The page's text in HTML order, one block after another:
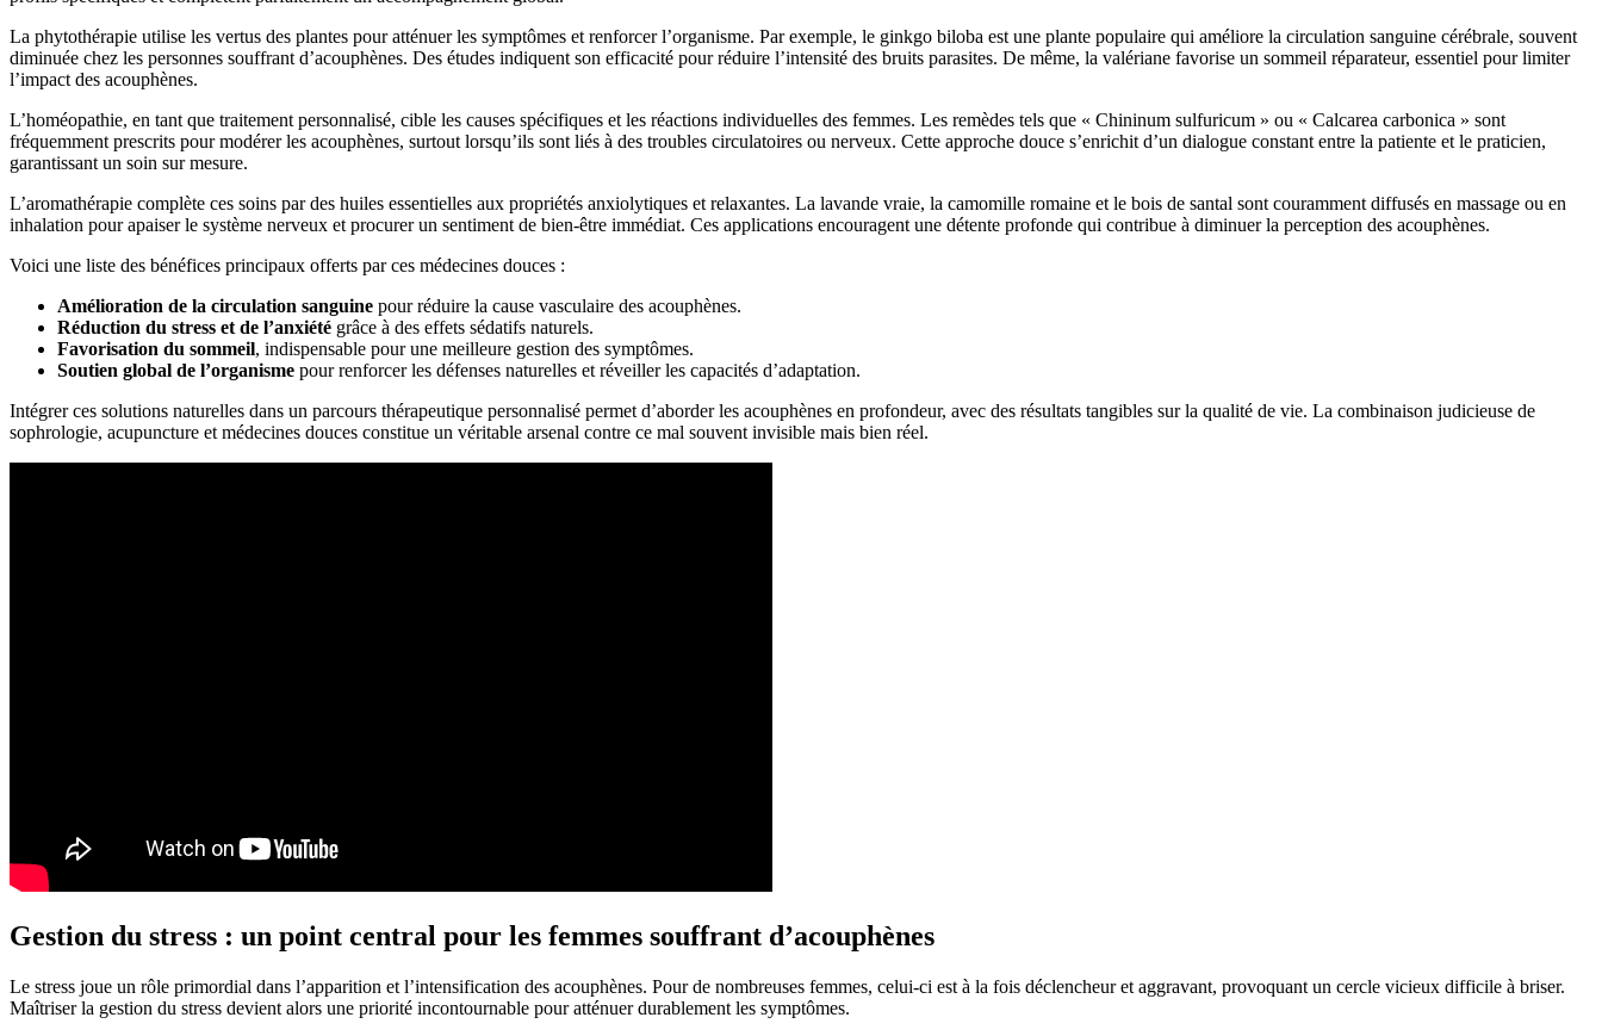
La phytothérapie utilise les vertus des plantes pour atténuer les symptômes et renforcer l’organisme. Par exemple, le ginkgo biloba est une plante populaire qui améliore la circulation sanguine cérébrale, souvent
diminuée chez les personnes souffrant d’acouphènes. Des études indiquent son efficacité pour réduire l’intensité des bruits parasites. De même, la valériane favorise un sommeil réparateur, essentiel pour limiter
l’impact des acouphènes.
L’homéopathie, en tant que traitement personnalisé, cible les causes spécifiques et les réactions individuelles des femmes. Les remèdes tels que « Chininum sulfuricum » ou « Calcarea carbonica » sont
fréquemment prescrits pour modérer les acouphènes, surtout lorsqu’ils sont liés à des troubles circulatoires ou nerveux. Cette approche douce s’enrichit d’un dialogue constant entre la patiente et le praticien,
garantissant un soin sur mesure.
L’aromathérapie complète ces soins par des huiles essentielles aux propriétés anxiolytiques et relaxantes. La lavande vraie, la camomille romaine et le bois de santal sont couramment diffusés en massage ou en
inhalation pour apaiser le système nerveux et procurer un sentiment de bien-être immédiat. Ces applications encouragent une détente profonde qui contribue à diminuer la perception des acouphènes.
Voici une liste des bénéfices principaux offerts par ces médecines douces :
Amélioration de la circulation sanguine pour réduire la cause vasculaire des acouphènes.
Réduction du stress et de l’anxiété grâce à des effets sédatifs naturels.
Favorisation du sommeil, indispensable pour une meilleure gestion des symptômes.
Soutien global de l’organisme pour renforcer les défenses naturelles et réveiller les capacités d’adaptation.
Intégrer ces solutions naturelles dans un parcours thérapeutique personnalisé permet d’aborder les acouphènes en profondeur, avec des résultats tangibles sur la qualité de vie. La combinaison judicieuse de
sophrologie, acupuncture et médecines douces constitue un véritable arsenal contre ce mal souvent invisible mais bien réel.
Gestion du stress : un point central pour les femmes souffrant d’acouphènes
Le stress joue un rôle primordial dans l’apparition et l’intensification des acouphènes. Pour de nombreuses femmes, celui-ci est à la fois déclencheur et aggravant, provoquant un cercle vicieux difficile à briser.
Maîtriser la gestion du stress devient alors une priorité incontournable pour atténuer durablement les symptômes.